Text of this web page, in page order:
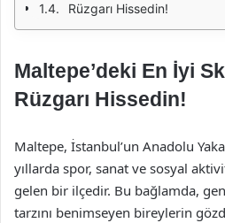
Rüzgarı Hissedin!
Maltepe’deki En İyi
Rüzgarı Hissedin!
Maltepe, İstanbul’un Anadolu
yıllarda spor, sanat ve sosyal
gelen bir ilçedir. Bu bağlamda,
tarzını benimseyen bireylerin